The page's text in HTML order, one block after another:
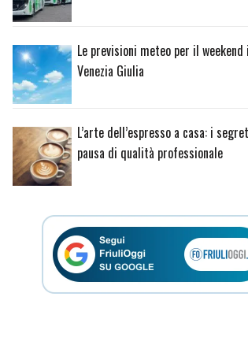
Le previsioni meteo per il
Venezia Giulia
L’arte dell’espresso a casa: i
pausa di qualità professionale